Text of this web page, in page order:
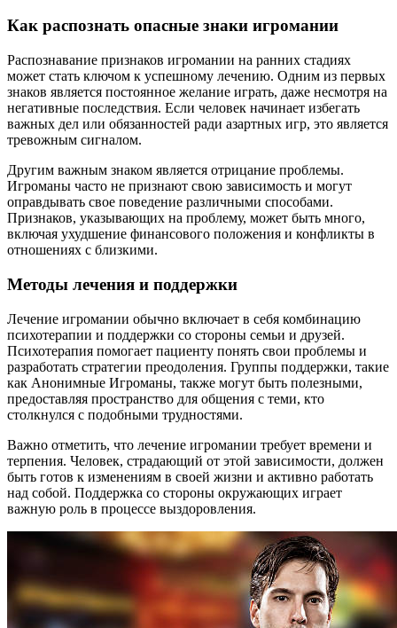
Как распознать опасные знаки игромании
Распознавание признаков игромании на ранних стадиях
может стать ключом к успешному лечению. Одним из первых
знаков является постоянное желание играть, даже несмотря на
негативные последствия. Если человек начинает избегать
важных дел или обязанностей ради азартных игр, это является
тревожным сигналом.
Другим важным знаком является отрицание проблемы.
Игроманы часто не признают свою зависимость и могут
оправдывать свое поведение различными способами.
Признаков, указывающих на проблему, может быть много,
включая ухудшение финансового положения и конфликты в
отношениях с близкими.
Методы лечения и поддержки
Лечение игромании обычно включает в себя комбинацию
психотерапии и поддержки со стороны семьи и друзей.
Психотерапия помогает пациенту понять свои проблемы и
разработать стратегии преодоления. Группы поддержки, такие
как Анонимные Игроманы, также могут быть полезными,
предоставляя пространство для общения с теми, кто
столкнулся с подобными трудностями.
Важно отметить, что лечение игромании требует времени и
терпения. Человек, страдающий от этой зависимости, должен
быть готов к изменениям в своей жизни и активно работать
над собой. Поддержка со стороны окружающих играет
важную роль в процессе выздоровления.